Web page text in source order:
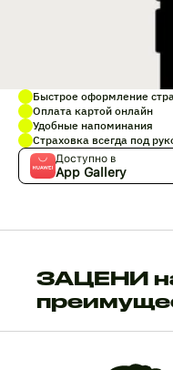
Быстрое оформление
Оплата картой онлайн
Удобные напоминания
Страховка всегда под
Доступно в
App Gallery
ЗАЦЕНИ